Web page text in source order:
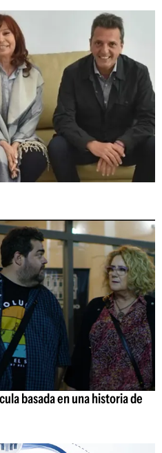
basada en una historia de